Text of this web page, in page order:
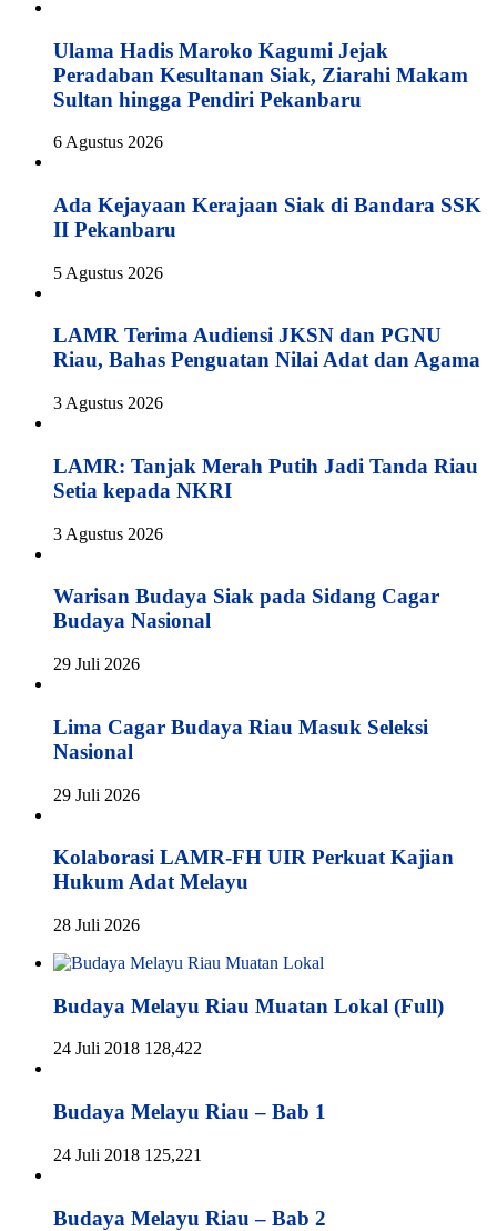
Ulama Hadis Maroko Kagumi Jejak
Peradaban Kesultanan Siak, Ziarahi Makam
Sultan hingga Pendiri Pekanbaru
6 Agustus 2026
Ada Kejayaan Kerajaan Siak di Bandara SSK
II Pekanbaru
5 Agustus 2026
LAMR Terima Audiensi JKSN dan PGNU
Riau, Bahas Penguatan Nilai Adat dan Agama
3 Agustus 2026
LAMR: Tanjak Merah Putih Jadi Tanda Riau
Setia kepada NKRI
3 Agustus 2026
Warisan Budaya Siak pada Sidang Cagar
Budaya Nasional
29 Juli 2026
Lima Cagar Budaya Riau Masuk Seleksi
Nasional
29 Juli 2026
Kolaborasi LAMR-FH UIR Perkuat Kajian
Hukum Adat Melayu
28 Juli 2026
Budaya Melayu Riau Muatan Lokal (Full)
24 Juli 2018 128,422
Budaya Melayu Riau – Bab 1
24 Juli 2018 125,221
Budaya Melayu Riau – Bab 2